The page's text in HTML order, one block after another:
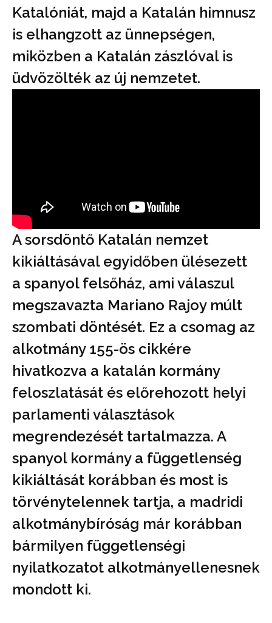
Katalóniát, majd a Katalán himnusz
is elhangzott az ünnepségen,
miközben a Katalán zászlóval is
üdvözölték az új nemzetet.
A sorsdöntő Katalán nemzet
kikiáltásával egyidőben ülésezett
a spanyol felsőház, ami válaszul
megszavazta Mariano Rajoy múlt
szombati döntését. Ez a csomag az
alkotmány 155-ös cikkére
hivatkozva a katalán kormány
feloszlatását és előrehozott helyi
parlamenti választások
megrendezését tartalmazza. A
spanyol kormány a függetlenség
kikiáltását korábban és most is
törvénytelennek tartja, a madridi
alkotmánybíróság már korábban
bármilyen függetlenségi
nyilatkozatot alkotmányellenesnek
mondott ki.